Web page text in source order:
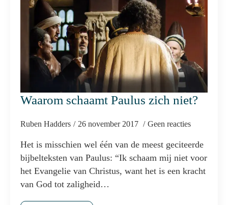
Waarom schaamt Paulus zich niet?
Ruben Hadders 26 november 2017 Geen reacties
Het is misschien wel één van de meest geciteerde
bijbelteksten van Paulus: “Ik schaam mij niet voor
het Evangelie van Christus, want het is een kracht
van God tot zaligheid…